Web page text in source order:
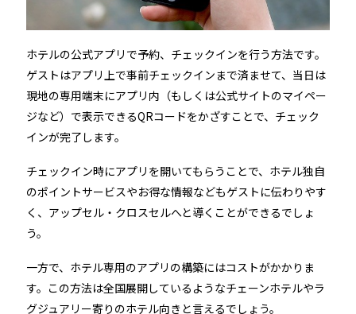
ホテルの公式アプリで予約、チェックインを行う方法です。
ゲストはアプリ上で事前チェックインまで済ませて、当日は
現地の専用端末にアプリ内（もしくは公式サイトのマイペー
ジなど）で表示できるQRコードをかざすことで、チェック
インが完了します。
チェックイン時にアプリを開いてもらうことで、ホテル独自
のポイントサービスやお得な情報などもゲストに伝わりやす
く、アップセル・クロスセルへと導くことができるでしょ
う。
一方で、ホテル専用のアプリの構築にはコストがかかりま
す。この方法は全国展開しているようなチェーンホテルやラ
グジュアリー寄りのホテル向きと言えるでしょう。